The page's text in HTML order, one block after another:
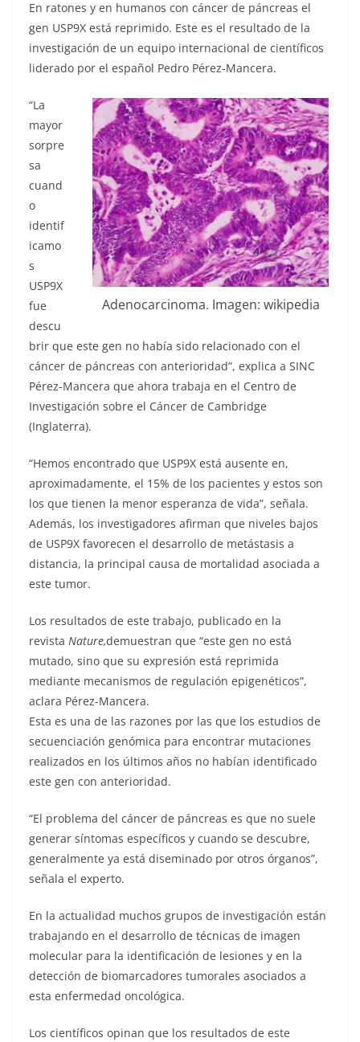
En ratones y en humanos con cáncer de páncreas el
gen USP9X está reprimido. Este es el resultado de la
investigación de un equipo internacional de científicos
liderado por el español Pedro Pérez-Mancera.
Adenocarcinoma. Imagen: wikipedia
“La
mayor
sorpre
sa
cuand
o
identif
icamo
s
USP9X
fue
descu
brir que este gen no había sido relacionado con el
cáncer de páncreas con anterioridad”, explica a SINC
Pérez-Mancera que ahora trabaja en el Centro de
Investigación sobre el Cáncer de Cambridge
(Inglaterra).
“Hemos encontrado que USP9X está ausente en,
aproximadamente, el 15% de los pacientes y estos son
los que tienen la menor esperanza de vida”, señala.
Además, los investigadores afirman que niveles bajos
de USP9X favorecen el desarrollo de metástasis a
distancia, la principal causa de mortalidad asociada a
este tumor.
Los resultados de este trabajo, publicado en la
revista Nature,demuestran que “este gen no está
mutado, sino que su expresión está reprimida
mediante mecanismos de regulación epigenéticos”,
aclara Pérez-Mancera.
Esta es una de las razones por las que los estudios de
secuenciación genómica para encontrar mutaciones
realizados en los últimos años no habían identificado
este gen con anterioridad.
“El problema del cáncer de páncreas es que no suele
generar síntomas específicos y cuando se descubre,
generalmente ya está diseminado por otros órganos”,
señala el experto.
En la actualidad muchos grupos de investigación están
trabajando en el desarrollo de técnicas de imagen
molecular para la identificación de lesiones y en la
detección de biomarcadores tumorales asociados a
esta enfermedad oncológica.
Los científicos opinan que los resultados de este